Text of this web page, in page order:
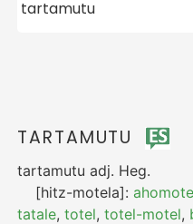
TARTAMUTU
tartamutu adj. Heg.
[hitz-motela]:
tatale,totel,totel-motel,